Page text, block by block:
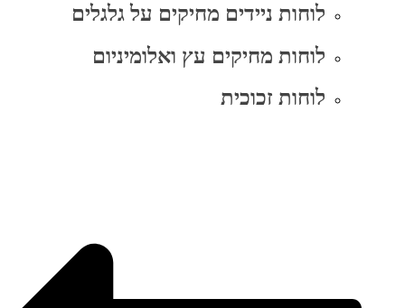
לוחות ניידים מחיקים על גלגלים
לוחות מחיקים עץ ואלומיניום
לוחות זכוכית